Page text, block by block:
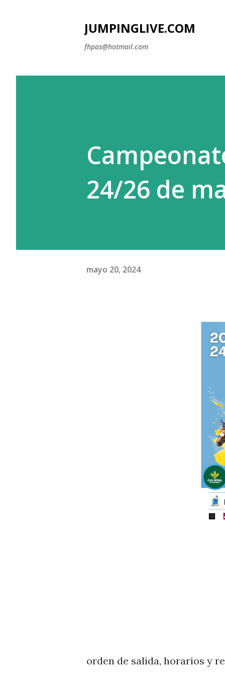
JUMPINGLIVE.COM
fhpas@hotmail.com
24/26 de
mayo 20, 2024
orden de salida, horarios y